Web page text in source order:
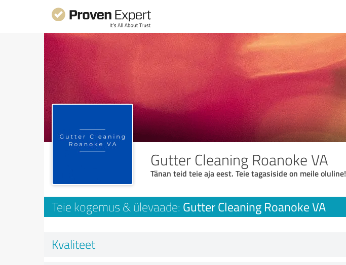
Gutter Cleaning Roanoke VA
Tänan teid teie aja eest. Teie tagasiside on meile oluline!
Teie kogemus & ülevaade: Gutter Cleaning Roanoke VA
Kvaliteet